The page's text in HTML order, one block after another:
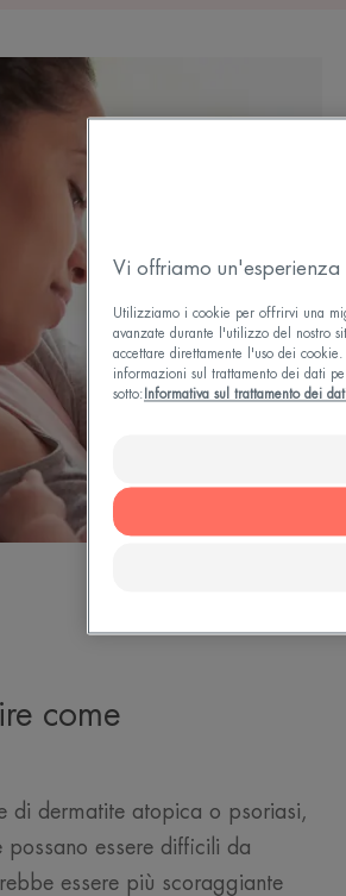
come
di dermatite atopica o psoriasi,
possano essere difficili da
essere più scoraggiante
Vi offriamo
Utilizziamo i cookie per offrirvi una
avanzate durante l'utilizzo del nostro
accettare direttamente l'uso dei
informazioni sul trattamento dei dati
sotto: Informativa sul trattamento dei